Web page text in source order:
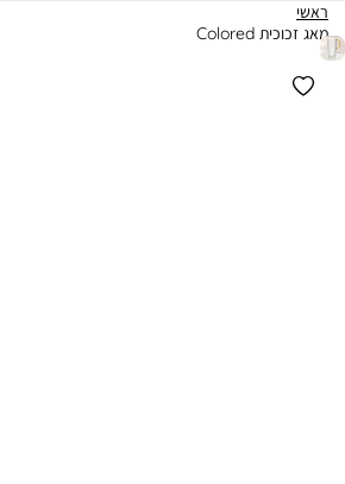
ראשי
מאג זכוכית Colored